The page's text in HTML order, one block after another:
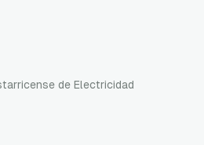
de Electricidad